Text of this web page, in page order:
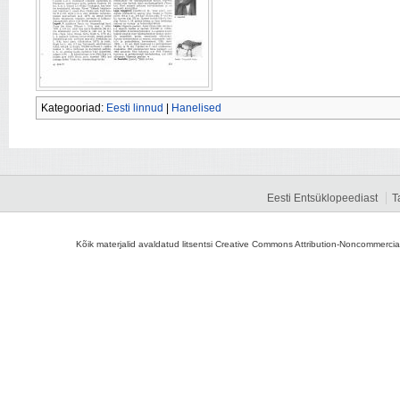
Kategooriad: Eesti linnud Hanelised
Eesti Entsüklopeediast
Kõik materjalid avaldatud litsentsi Creative Commons Attribution-